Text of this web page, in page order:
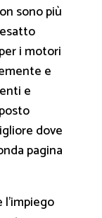
sono più
i motori
e
e
dove
pagina